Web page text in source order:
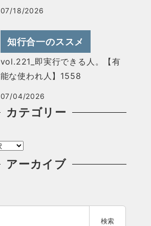
07/18/2026
知行合一のススメ
vol.221_即実行できる人。【有
能な使われ人】1558
07/04/2026
カテゴリー
アーカイブ
検索